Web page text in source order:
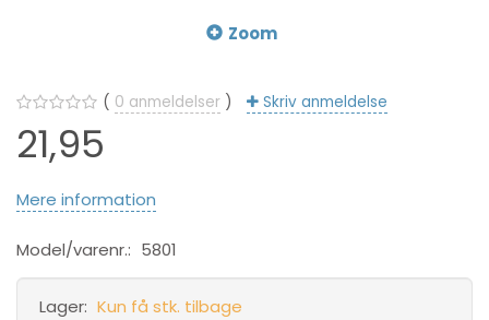
Zoom
0 anmeldelser Skriv anmeldelse
21,95
Mere information
Model/varenr.: 5801
Lager: Kun få stk. tilbage